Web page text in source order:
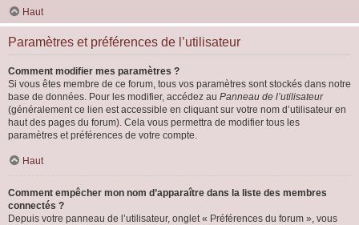
Haut
Paramètres et préférences de l’utilisateur
Comment modifier mes paramètres ?
Si vous êtes membre de ce forum, tous vos paramètres sont stockés dans notre
base de données. Pour les modifier, accédez au Panneau de l’utilisateur
(généralement ce lien est accessible en cliquant sur votre nom d’utilisateur en
haut des pages du forum). Cela vous permettra de modifier tous les
paramètres et préférences de votre compte.
Haut
Comment empêcher mon nom d’apparaître dans la liste des membres
connectés ?
Depuis votre panneau de l’utilisateur, onglet « Préférences du forum », vous